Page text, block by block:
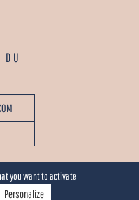
you want to activate
Personalize